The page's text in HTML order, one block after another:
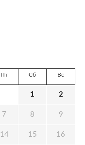
Пт Сб Вс
1 2
7 8 9
14 15 16